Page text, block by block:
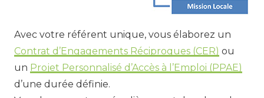
Avec votre référent unique, vous élaborez un
Contrat d’Engagements Réciproques (CER) ou
un Projet Personnalisé d’Accès à l’Emploi (PPAE)
d’une durée définie.